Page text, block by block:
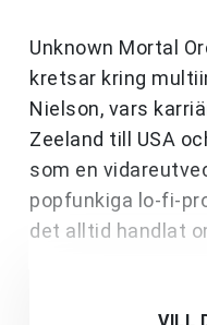
Unknown Mortal
kretsar kring
Nielson, vars
Zeeland till USA
som en
popfunkiga lo-fi-
det alltid handlat
VILL